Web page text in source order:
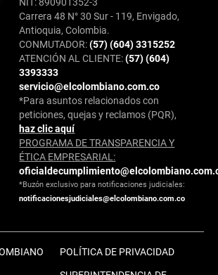
Carrera 48 N° 30 Sur - 119, Envigado,
Antioquia, Colombia.
CONMUTADOR:(57) (604) 3315252
ATENCIÓN AL CLIENTE:(57) (604)
3393333
servicio@elcolombiano.com.co
*Para asuntos relacionados con
peticiones, quejas y reclamos (PQR),
haz clic aquí
PROGRAMA DE TRANSPARENCIA Y
ÉTICA EMPRESARIAL:
*Buzón exclusivo para notificaciones judiciales:
notificacionesjudiciales@elcolombiano.com.co
POLÍTICA DE PRIVACIDAD